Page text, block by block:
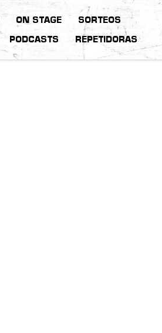
ON STAGE SORTEOS
PODCASTS REPETIDORAS